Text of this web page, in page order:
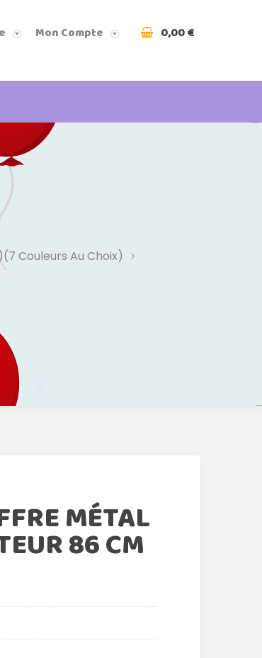
Mon Compte 0,00 €
Couleurs Au Choix)
MÉTAL
86 CM